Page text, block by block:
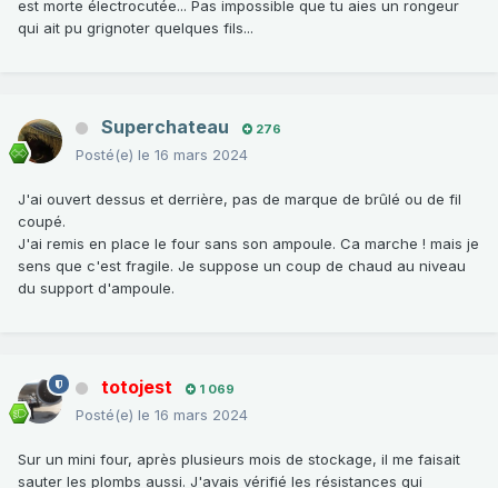
est morte électrocutée... Pas impossible que tu aies un rongeur
qui ait pu grignoter quelques fils...
Superchateau 276
Posté(e) le 16 mars 2024
J'ai ouvert dessus et derrière, pas de marque de brûlé ou de fil
coupé.
J'ai remis en place le four sans son ampoule. Ca marche ! mais je
sens que c'est fragile. Je suppose un coup de chaud au niveau
du support d'ampoule.
totojest 1 069
Posté(e) le 16 mars 2024
Sur un mini four, après plusieurs mois de stockage, il me faisait
sauter les plombs aussi. J'avais vérifié les résistances qui